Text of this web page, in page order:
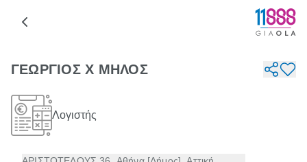
ΓΕΩΡΓΙΟΣ Χ ΜΗΛΟΣ
Λογιστής